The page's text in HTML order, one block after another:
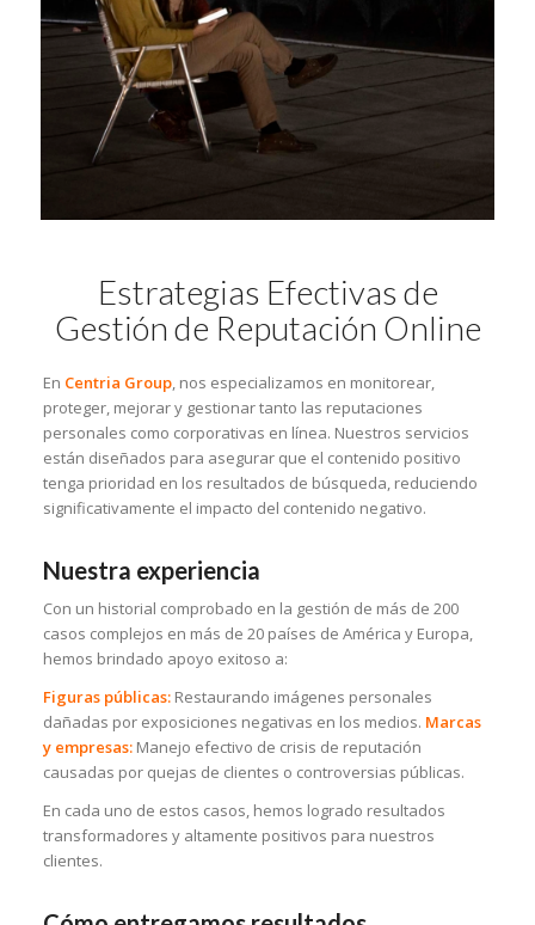
Estrategias Efectivas de
Gestión de Reputación Online
En Centria Group, nos especializamos en monitorear,
proteger, mejorar y gestionar tanto las reputaciones
personales como corporativas en línea. Nuestros servicios
están diseñados para asegurar que el contenido positivo
tenga prioridad en los resultados de búsqueda, reduciendo
significativamente el impacto del contenido negativo.
Nuestra experiencia
Con un historial comprobado en la gestión de más de 200
casos complejos en más de 20 países de América y Europa,
hemos brindado apoyo exitoso a:
Figuras públicas:Restaurando imágenes personales
dañadas por exposiciones negativas en los medios. Marcas
y empresas:Manejo efectivo de crisis de reputación
causadas por quejas de clientes o controversias públicas.
En cada uno de estos casos, hemos logrado resultados
transformadores y altamente positivos para nuestros
clientes.